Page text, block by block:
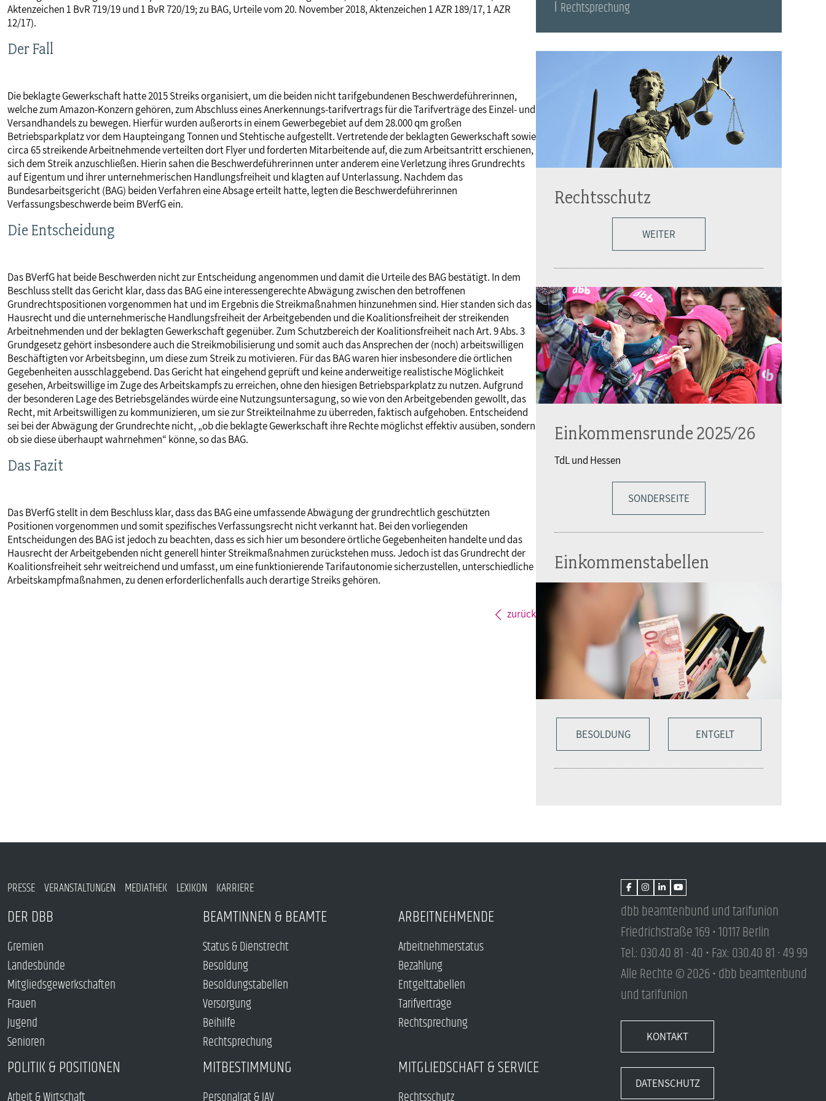
Senioren
Versorgung
Rechtsprechung
Tarifverträge
MITBESTIMMUNG
Akademie
Aktenzeichen 1 BvR 719/19 und 1 BvR 720/19; zu BAG, Urteile vom 20. November 2018, Aktenzeichen 1 AZR 189/17, 1 AZR
12/17).
Der Fall
Die beklagte Gewerkschaft hatte 2015 Streiks organisiert, um die beiden nicht tarifgebundenen Beschwerdeführerinnen,
welche zum Amazon-Konzern gehören, zum Abschluss eines Anerkennungs-tarifvertrags für die Tarifverträge des Einzel- und
Versandhandels zu bewegen. Hierfür wurden außerorts in einem Gewerbegebiet auf dem 28.000 qm großen
Betriebsparkplatz vor dem Haupteingang Tonnen und Stehtische aufgestellt. Vertretende der beklagten Gewerkschaft sowie
circa 65 streikende Arbeitnehmende verteilten dort Flyer und forderten Mitarbeitende auf, die zum Arbeitsantritt erschienen,
sich dem Streik anzuschließen. Hierin sahen die Beschwerdeführerinnen unter anderem eine Verletzung ihres Grundrechts
auf Eigentum und ihrer unternehmerischen Handlungsfreiheit und klagten auf Unterlassung. Nachdem das
Bundesarbeitsgericht (BAG) beiden Verfahren eine Absage erteilt hatte, legten die Beschwerdeführerinnen
Verfassungsbeschwerde beim BVerfG ein.
Die Entscheidung
Das BVerfG hat beide Beschwerden nicht zur Entscheidung angenommen und damit die Urteile des BAG bestätigt. In dem
Beschluss stellt das Gericht klar, dass das BAG eine interessengerechte Abwägung zwischen den betroffenen
Grundrechtspositionen vorgenommen hat und im Ergebnis die Streikmaßnahmen hinzunehmen sind. Hier standen sich das
Hausrecht und die unternehmerische Handlungsfreiheit der Arbeitgebenden und die Koalitionsfreiheit der streikenden
Arbeitnehmenden und der beklagten Gewerkschaft gegenüber. Zum Schutzbereich der Koalitionsfreiheit nach Art. 9 Abs. 3
Grundgesetz gehört insbesondere auch die Streikmobilisierung und somit auch das Ansprechen der (noch) arbeitswilligen
Beschäftigten vor Arbeitsbeginn, um diese zum Streik zu motivieren. Für das BAG waren hier insbesondere die örtlichen
Gegebenheiten ausschlaggebend. Das Gericht hat eingehend geprüft und keine anderweitige realistische Möglichkeit
gesehen, Arbeitswillige im Zuge des Arbeitskampfs zu erreichen, ohne den hiesigen Betriebsparkplatz zu nutzen. Aufgrund
der besonderen Lage des Betriebsgeländes würde eine Nutzungsuntersagung, so wie von den Arbeitgebenden gewollt, das
Recht, mit Arbeitswilligen zu kommunizieren, um sie zur Streikteilnahme zu überreden, faktisch aufgehoben. Entscheidend
sei bei der Abwägung der Grundrechte nicht, „ob die beklagte Gewerkschaft ihre Rechte möglichst effektiv ausüben, sondern
ob sie diese überhaupt wahrnehmen“ könne, so das BAG.
Das Fazit
Das BVerfG stellt in dem Beschluss klar, dass das BAG eine umfassende Abwägung der grundrechtlich geschützten
Positionen vorgenommen und somit spezifisches Verfassungsrecht nicht verkannt hat. Bei den vorliegenden
Entscheidungen des BAG ist jedoch zu beachten, dass es sich hier um besondere örtliche Gegebenheiten handelte und das
Hausrecht der Arbeitgebenden nicht generell hinter Streikmaßnahmen zurückstehen muss. Jedoch ist das Grundrecht der
Koalitionsfreiheit sehr weitreichend und umfasst, um eine funktionierende Tarifautonomie sicherzustellen, unterschiedliche
Arbeitskampfmaßnahmen, zu denen erforderlichenfalls auch derartige Streiks gehören.
zurück
Rechtsprechung
Rechtsschutz
WEITER
Einkommensrunde 2025/26
TdL und Hessen
SONDERSEITE
Einkommenstabellen
BESOLDUNG ENTGELT
PRESSE VERANSTALTUNGEN MEDIATHEK LEXIKON KARRIERE
DER DBB
Gremien
Landesbünde
Mitgliedsgewerkschaften
Frauen
Jugend
Senioren
BEAMTINNEN & BEAMTE
Status & Dienstrecht
Besoldung
Besoldungstabellen
Versorgung
Beihilfe
Rechtsprechung
ARBEITNEHMENDE
Arbeitnehmerstatus
Bezahlung
Entgelttabellen
Tarifverträge
Rechtsprechung
POLITIK & POSITIONEN MITBESTIMMUNG MITGLIEDSCHAFT & SERVICE
dbb beamtenbund und tarifunion
Friedrichstraße 169 • 10117 Berlin
Tel.: 030.40 81 - 40 • Fax: 030.40 81 - 49 99
Alle Rechte © 2026 • dbb beamtenbund
und tarifunion
KONTAKT
DATENSCHUTZ